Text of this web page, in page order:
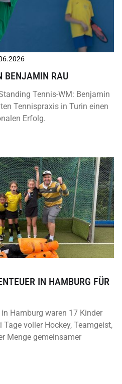
BENJAMIN RAU
Tennis-WM: Benjamin
Tennispraxis in Turin einen
Erfolg.
IN HAMBURG FÜR
Hamburg waren 17 Kinder
voller Hockey, Teamgeist,
Menge gemeinsamer